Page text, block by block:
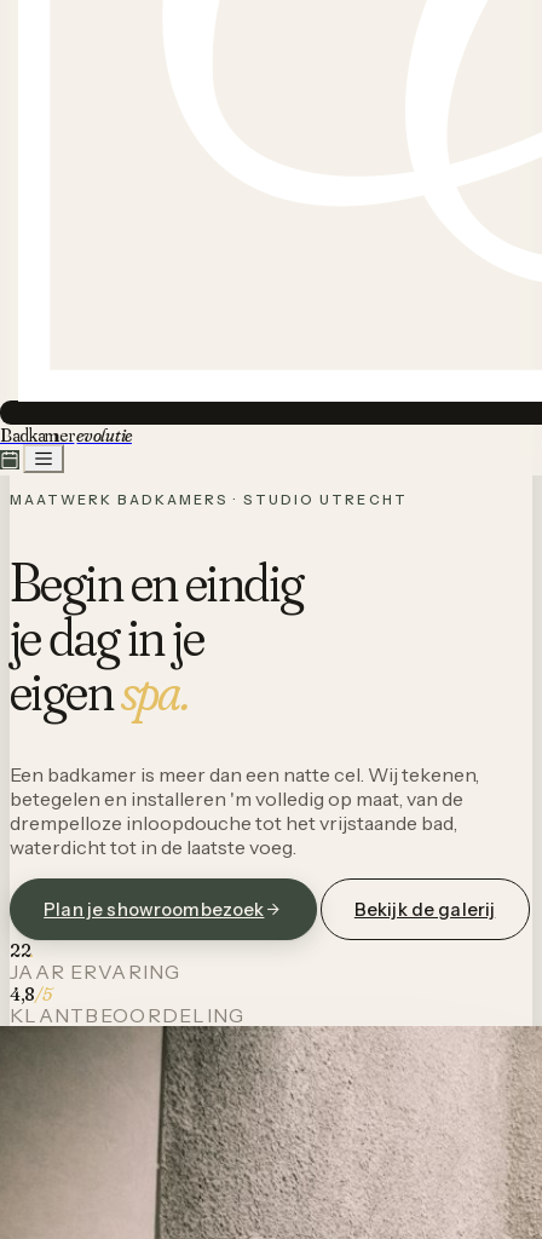
Badkamerevolutie
MAATWERK BADKAMERS · STUDIO UTRECHT
Begin en eindig
je dag in je
eigenspa.
Een badkamer is meer dan een natte cel. Wij tekenen,
betegelen en installeren 'm volledig op maat, van de
drempelloze inloopdouche tot het vrijstaande bad,
waterdicht tot in de laatste voeg.
Plan je showroombezoek Bekijk de galerij
22.
JAAR ERVARING
4,8/5
KLANTBEOORDELING